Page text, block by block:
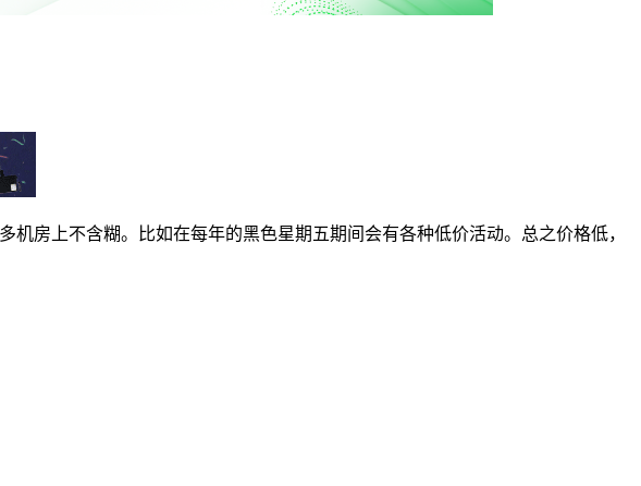
房上不含糊。比如在每年的黑色星期五期间会有各种低价活动。总之价格低，